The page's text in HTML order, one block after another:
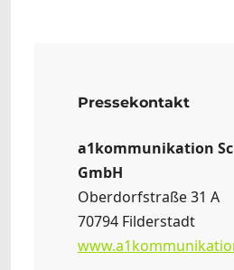
Pressekontakt
a1kommunikation
GmbH
Oberdorfstraße 31 A
70794 Filderstadt